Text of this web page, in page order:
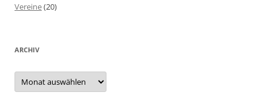
Vereine(20)
ARCHIV
Archiv